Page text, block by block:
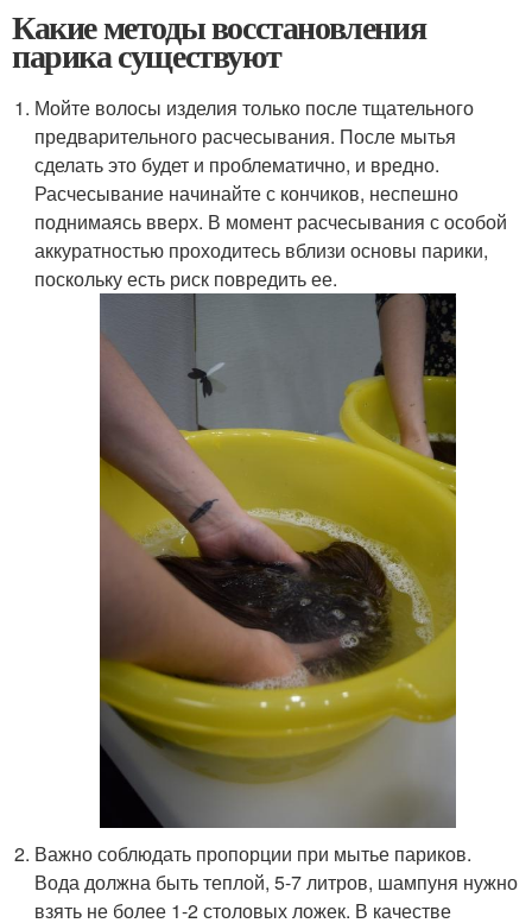
Какие методы восстановления
парика существуют
Мойте волосы изделия только после тщательного
предварительного расчесывания. После мытья
сделать это будет и проблематично, и вредно.
Расчесывание начинайте с кончиков, неспешно
поднимаясь вверх. В момент расчесывания с особой
аккуратностью проходитесь вблизи основы парики,
поскольку есть риск повредить ее.
Важно соблюдать пропорции при мытье париков.
Вода должна быть теплой, 5-7 литров, шампуня нужно
взять не более 1-2 столовых ложек. В качестве